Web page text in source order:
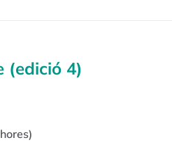
(edició 4)